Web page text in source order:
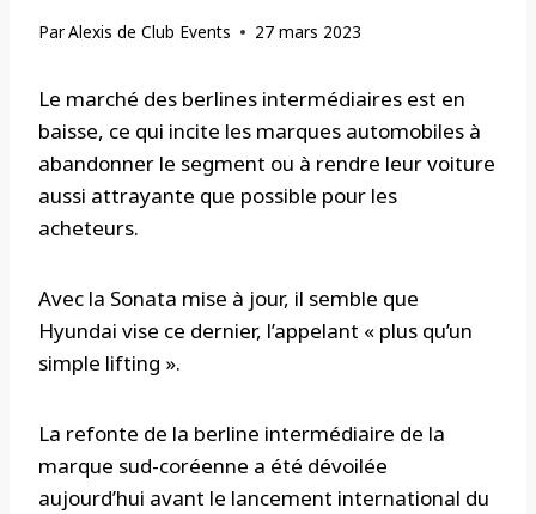
ParAlexis de Club Events 27 mars 2023
Le marché des berlines intermédiaires est en
baisse, ce qui incite les marques automobiles à
abandonner le segment ou à rendre leur voiture
aussi attrayante que possible pour les
acheteurs.
Avec la Sonata mise à jour, il semble que
Hyundai vise ce dernier, l’appelant « plus qu’un
simple lifting ».
La refonte de la berline intermédiaire de la
marque sud-coréenne a été dévoilée
aujourd’hui avant le lancement international du